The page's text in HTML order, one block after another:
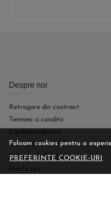
Folosim cookies pentru o
PREFERINTE COOKIE-URI
Despre noi
Retragere din contract
Termeni si conditii
Confidentialitate
Marturiile clientilor
Politica de Cookies
Harta site